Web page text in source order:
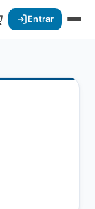
Entrar